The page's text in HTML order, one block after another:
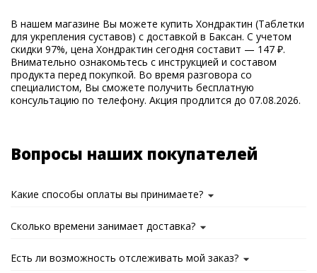
В нашем магазине Вы можете купить Хондрактин (Таблетки
для укрепления суставов) с доставкой в Баксан. С учетом
скидки 97%, цена Хондрактин сегодня составит — 147 ₽.
Внимательно ознакомьтесь с инструкцией и составом
продукта перед покупкой. Во время разговора со
специалистом, Вы сможете получить бесплатную
консультацию по телефону. Акция продлится до 07.08.2026.
Вопросы наших покупателей
Какие способы оплаты вы принимаете?
Сколько времени занимает доставка?
Есть ли возможность отслеживать мой заказ?